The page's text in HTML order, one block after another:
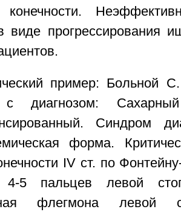
виде прогрессирования
пример: Больной
с диагнозом:
Синдром
форма.
IV ст. по
4-5 пальцев левой
флегмона левой